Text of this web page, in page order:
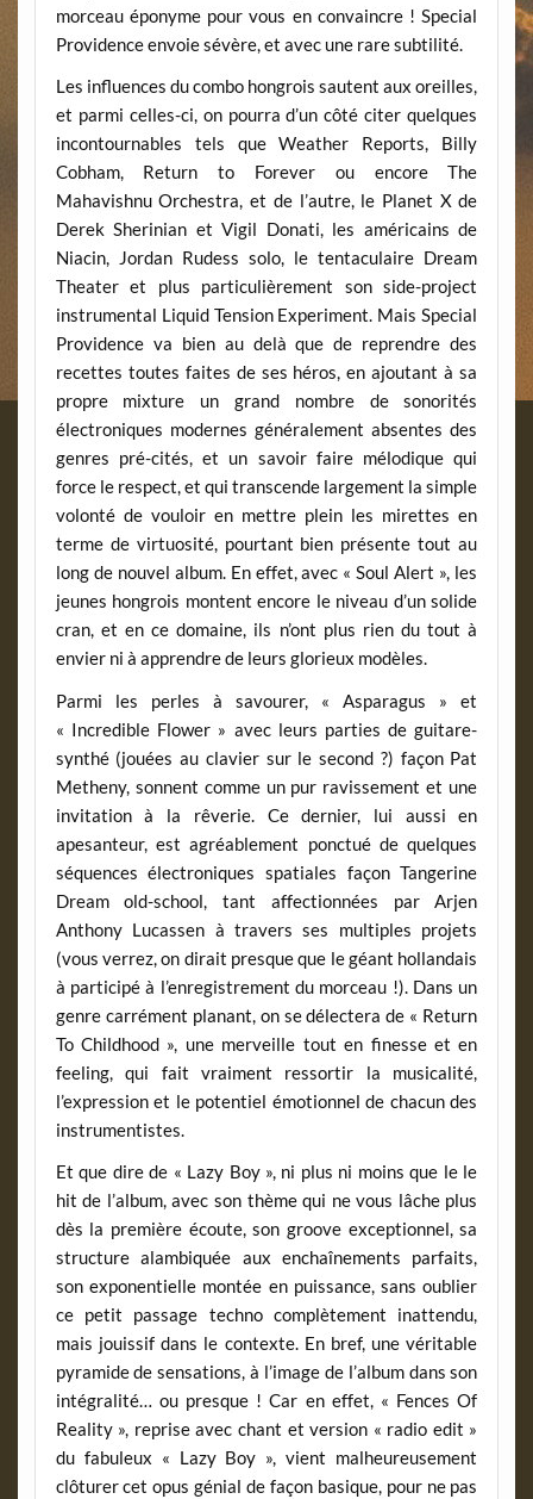
morceau éponyme pour vous en convaincre ! Special
Providence envoie sévère, et avec une rare subtilité.
Les influences du combo hongrois sautent aux oreilles,
et parmi celles-ci, on pourra d’un côté citer quelques
incontournables tels que Weather Reports, Billy
Cobham, Return to Forever ou encore The
Mahavishnu Orchestra, et de l’autre, le Planet X de
Derek Sherinian et Vigil Donati, les américains de
Niacin, Jordan Rudess solo, le tentaculaire Dream
Theater et plus particulièrement son side-project
instrumental Liquid Tension Experiment. Mais Special
Providence va bien au delà que de reprendre des
recettes toutes faites de ses héros, en ajoutant à sa
propre mixture un grand nombre de sonorités
électroniques modernes généralement absentes des
genres pré-cités, et un savoir faire mélodique qui
force le respect, et qui transcende largement la simple
volonté de vouloir en mettre plein les mirettes en
terme de virtuosité, pourtant bien présente tout au
long de nouvel album. En effet, avec « Soul Alert », les
jeunes hongrois montent encore le niveau d’un solide
cran, et en ce domaine, ils n’ont plus rien du tout à
envier ni à apprendre de leurs glorieux modèles.
Parmi les perles à savourer, « Asparagus » et
« Incredible Flower » avec leurs parties de guitare-
synthé (jouées au clavier sur le second ?) façon Pat
Metheny, sonnent comme un pur ravissement et une
invitation à la rêverie. Ce dernier, lui aussi en
apesanteur, est agréablement ponctué de quelques
séquences électroniques spatiales façon Tangerine
Dream old-school, tant affectionnées par Arjen
Anthony Lucassen à travers ses multiples projets
(vous verrez, on dirait presque que le géant hollandais
à participé à l’enregistrement du morceau !). Dans un
genre carrément planant, on se délectera de « Return
To Childhood », une merveille tout en finesse et en
feeling, qui fait vraiment ressortir la musicalité,
l’expression et le potentiel émotionnel de chacun des
instrumentistes.
Et que dire de « Lazy Boy », ni plus ni moins que le le
hit de l’album, avec son thème qui ne vous lâche plus
dès la première écoute, son groove exceptionnel, sa
structure alambiquée aux enchaînements parfaits,
son exponentielle montée en puissance, sans oublier
ce petit passage techno complètement inattendu,
mais jouissif dans le contexte. En bref, une véritable
pyramide de sensations, à l’image de l’album dans son
intégralité… ou presque ! Car en effet, « Fences Of
Reality », reprise avec chant et version « radio edit »
du fabuleux « Lazy Boy », vient malheureusement
clôturer cet opus génial de façon basique, pour ne pas